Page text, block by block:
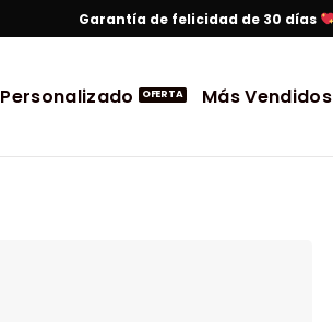
Garantía de felicidad de 30 días
Personalizado Más Vendidos